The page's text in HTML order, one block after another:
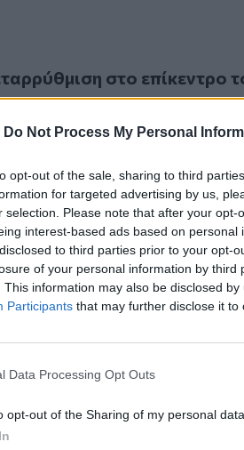
Do Not Process My Personal
opt-out of the sale, sharing to third
for targeted advertising by us,
selection. Please note that after your
interest-based ads based on
to third parties prior to your opt-
of your personal information by third
This information may also be disclosed
Participants that may further disclose it to
Data Processing Opt Outs
opt-out of the Sharing of my personal data.
στο επίκεντρο του
στο επίκεντρο
ομόφωνα πρόεδρος
Επανεξελέγη ομόφωνα
Ελλάδας
στην Περιφέρεια Κρήτης!
1… στην Περιφέρεια